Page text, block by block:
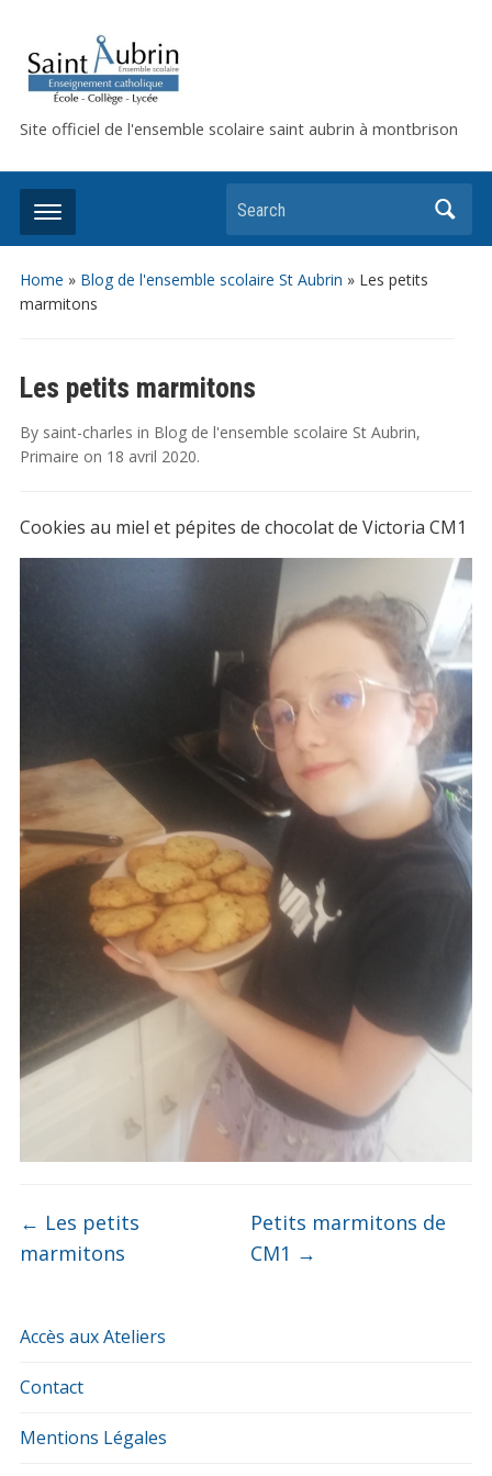
Site officiel de l'ensemble scolaire saint aubrin à montbrison
Search
Home » Blog de l'ensemble scolaire St Aubrin » Les petits
marmitons
Les petits marmitons
By saint-charles in Blog de l'ensemble scolaire St Aubrin,
Primaire on 18 avril 2020.
Cookies au miel et pépites de chocolat de Victoria CM1
← Les petits
marmitons
Petits marmitons de
CM1 →
Accès aux Ateliers
Contact
Mentions Légales